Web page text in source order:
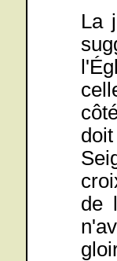
La
de